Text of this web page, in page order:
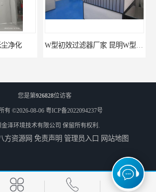
W型初效过滤器厂 广州无隔板中效过滤器厂家 金泽 无隔板中效过滤器厂家 南京W型初效过滤器厂家 金泽
您是第926828位访客
有 ©2026-08-06 粤ICP备2022094237号
金泽环境技术有限公司 保留所有权利.
方资源网 免责声明 管理员入口 网站地图